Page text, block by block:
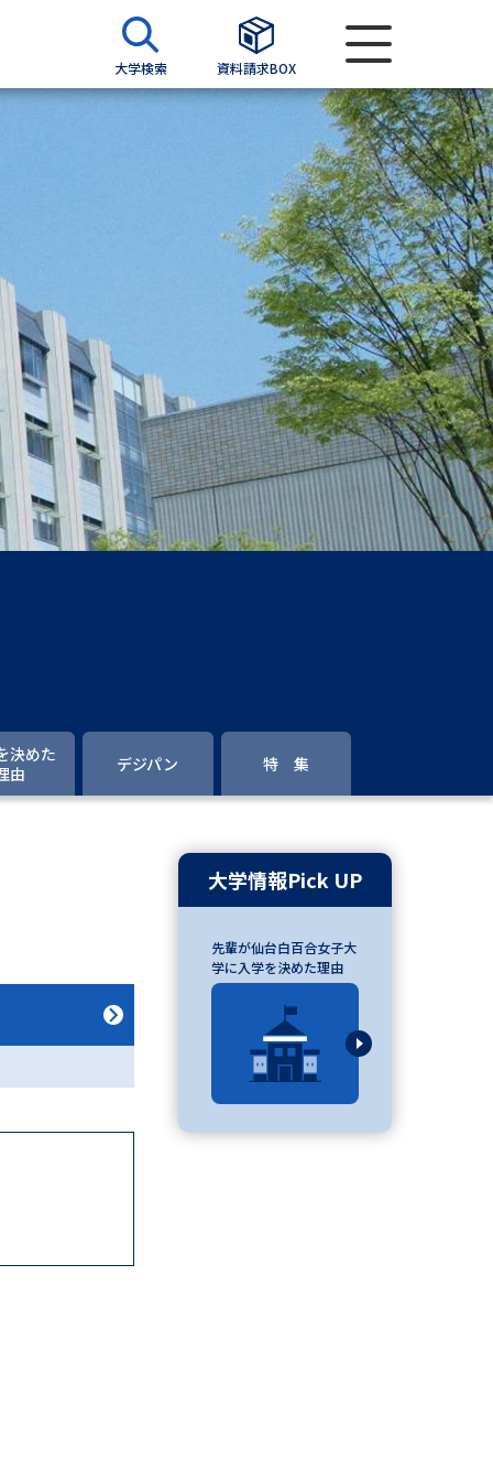
大学検索 資料請求BOX
書
願書
過去問題集
留学・進学関連、塾・予備校
の請求
高等学校卒業程度認定試験
大学検索
ローバルに強い大学特集
デジタルパンフレット
ブ
決めた
由
デジパン 特 集
大学情報Pick UP
先輩が仙台白百合女子大
学に入学を決めた理由